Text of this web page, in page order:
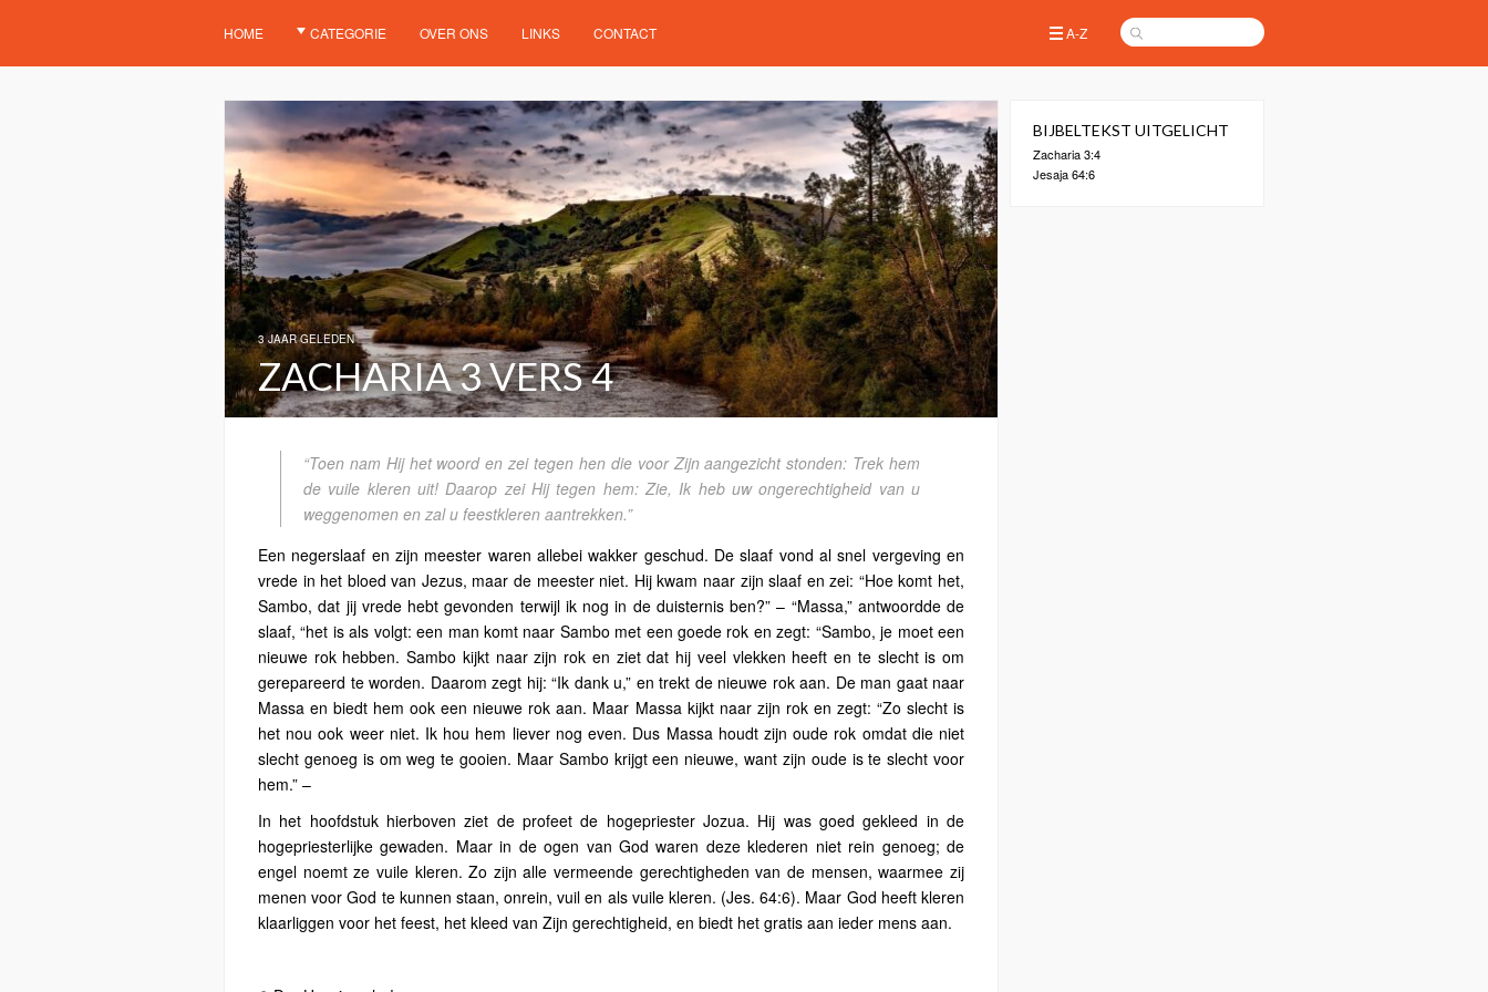
HOME CATEGORIE OVER ONS LINKS CONTACT A-Z
3 JAAR GELEDEN
ZACHARIA 3 VERS 4
“Toen nam Hij het woord en zei tegen hen die voor Zijn aangezicht stonden: Trek hem
de vuile kleren uit! Daarop zei Hij tegen hem: Zie, Ik heb uw ongerechtigheid van u
weggenomen en zal u feestkleren aantrekken.”
Een negerslaaf en zijn meester waren allebei wakker geschud. De slaaf vond al snel vergeving en
vrede in het bloed van Jezus, maar de meester niet. Hij kwam naar zijn slaaf en zei: “Hoe komt het,
Sambo, dat jij vrede hebt gevonden terwijl ik nog in de duisternis ben?” – “Massa,” antwoordde de
slaaf, “het is als volgt: een man komt naar Sambo met een goede rok en zegt: “Sambo, je moet een
nieuwe rok hebben. Sambo kijkt naar zijn rok en ziet dat hij veel vlekken heeft en te slecht is om
gerepareerd te worden. Daarom zegt hij: “Ik dank u,” en trekt de nieuwe rok aan. De man gaat naar
Massa en biedt hem ook een nieuwe rok aan. Maar Massa kijkt naar zijn rok en zegt: “Zo slecht is
het nou ook weer niet. Ik hou hem liever nog even. Dus Massa houdt zijn oude rok omdat die niet
slecht genoeg is om weg te gooien. Maar Sambo krijgt een nieuwe, want zijn oude is te slecht voor
hem.” –
In het hoofdstuk hierboven ziet de profeet de hogepriester Jozua. Hij was goed gekleed in de
hogepriesterlijke gewaden. Maar in de ogen van God waren deze klederen niet rein genoeg; de
engel noemt ze vuile kleren. Zo zijn alle vermeende gerechtigheden van de mensen, waarmee zij
menen voor God te kunnen staan, onrein, vuil en als vuile kleren. (Jes. 64:6). Maar God heeft kleren
klaarliggen voor het feest, het kleed van Zijn gerechtigheid, en biedt het gratis aan ieder mens aan.
BIJBELTEKST UITGELICHT
Zacharia 3:4
Jesaja 64:6